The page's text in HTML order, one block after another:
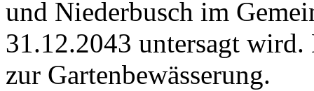
und Niederbusch im
31.12.2043 untersagt
zur Gartenbewässerung.